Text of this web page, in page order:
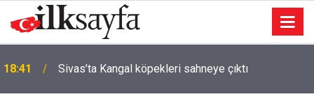
18:41 Sivas’ta Kangal köpekleri sahneye çıktı